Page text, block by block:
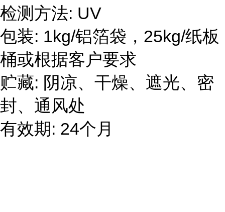
检测方法: UV
包装: 1kg/铝箔袋，25kg/纸板
桶或根据客户要求
贮藏: 阴凉、干燥、遮光、密
封、通风处
有效期: 24个月